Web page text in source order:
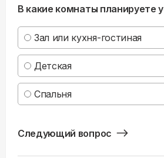
В какие комнаты планируете
Зал или кухня-гостиная
Детская
Спальня
Следующий вопрос